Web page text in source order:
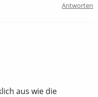
Antworten
aus wie die